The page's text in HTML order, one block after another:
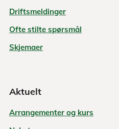
Driftsmeldinger
Ofte stilte spørsmål
Skjemaer
Aktuelt
Arrangementer og kurs